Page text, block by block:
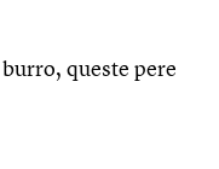
queste pere